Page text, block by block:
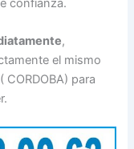
,
el mismo
CORDOBA) para